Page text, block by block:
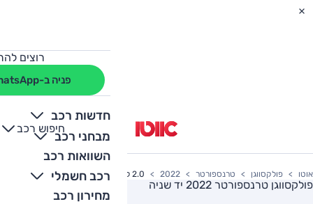
רוצים
פניה ב-WhatsApp
חדשות רכב
מבחני רכב
השוואות רכב
רכב חשמלי
מחירון רכב
חיפוש רכב
+
-
אוטו פולקסווגן טרנספורטר 2022 2.0 ל' דיזל (110 כ"ס), ידני, משלוח ארוך
פולקסווגן טרנספורטר 2022 יד שניה